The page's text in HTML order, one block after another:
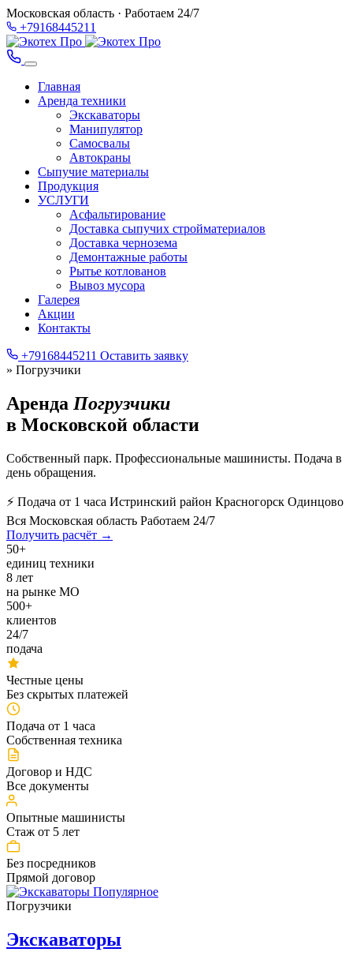
Московская область · Работаем 24/7
+79168445211
Главная
Аренда техники
Экскаваторы
Манипулятор
Самосвалы
Автокраны
Сыпучие материалы
Продукция
УСЛУГИ
Асфальтирование
Доставка сыпучих стройматериалов
Доставка чернозема
Демонтажные работы
Рытье котлованов
Вывоз мусора
Галерея
Акции
Контакты
+79168445211 Оставить заявку
» Погрузчики
Аренда Погрузчики
в Московской области
Собственный парк. Профессиональные машинисты. Подача в
день обращения.
⚡ Подача от 1 часа Истринский район Красногорск Одинцово
Вся Московская область Работаем 24/7
Получить расчёт →
50+
единиц техники
8 лет
на рынке МО
500+
клиентов
24/7
подача
Честные цены
Без скрытых платежей
Подача от 1 часа
Собственная техника
Договор и НДС
Все документы
Опытные машинисты
Стаж от 5 лет
Без посредников
Прямой договор
Популярное
Погрузчики
Экскаваторы